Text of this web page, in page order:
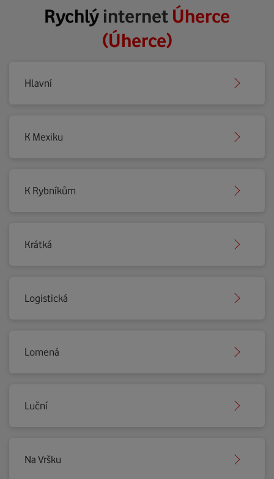
Rychlýinternet Úherce
(Úherce)
Hlavní
K Mexiku
K Rybníkům
Krátká
Logistická
Lomená
Luční
Na Vršku